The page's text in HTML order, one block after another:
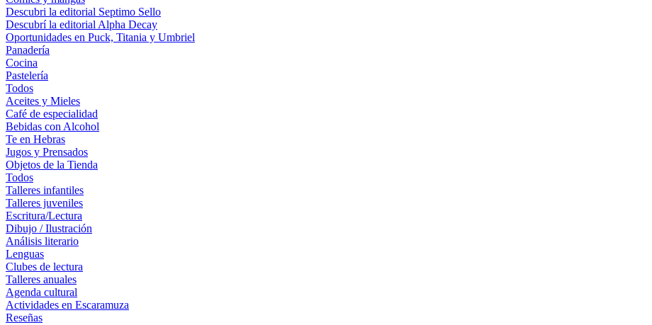
Descubri la editorial Septimo Sello
Descubrí la editorial Alpha Decay
Oportunidades en Puck, Titania y Umbriel
Panadería
Cocina
Pastelería
Todos
Aceites y Mieles
Café de especialidad
Bebidas con Alcohol
Te en Hebras
Jugos y Prensados
Objetos de la Tienda
Todos
Talleres infantiles
Talleres juveniles
Escritura/Lectura
Dibujo / Ilustración
Análisis literario
Lenguas
Clubes de lectura
Talleres anuales
Agenda cultural
Actividades en Escaramuza
Reseñas